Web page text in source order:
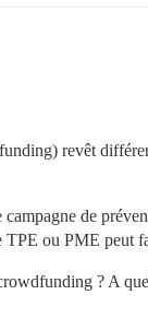
revêt
de
TPE ou PME
? A